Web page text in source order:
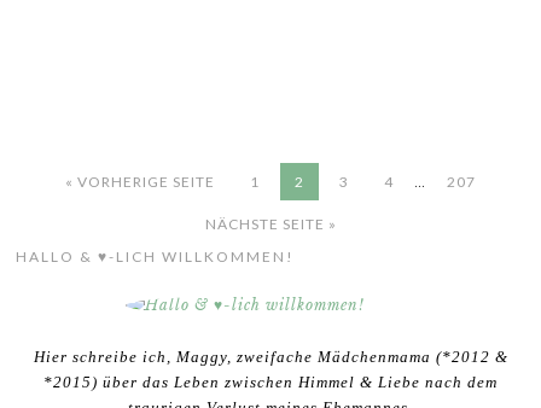
« VORHERIGE SEITE 1 2 3 4 … 207
NÄCHSTE SEITE »
HALLO & ♥-LICH WILLKOMMEN!
Hier schreibe ich, Maggy, zweifache Mädchenmama (*2012 &
*2015) über das Leben zwischen Himmel & Liebe nach dem